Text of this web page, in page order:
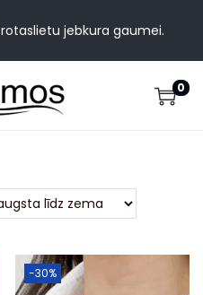
jebkura gaumei.
0
-30%